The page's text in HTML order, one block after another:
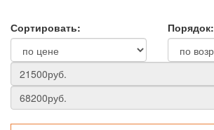
Сортировать: Порядок: